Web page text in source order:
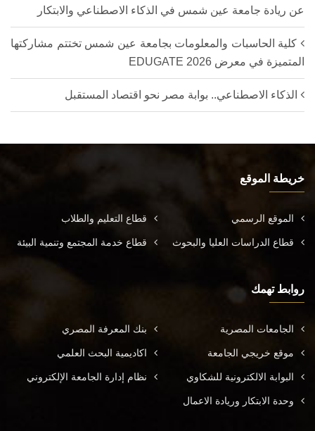
عن ريادة جامعة عين شمس في الذكاء الاصطناعي والابتكار
كلية الحاسبات والمعلومات بجامعة عين شمس تختتم مشاركتها
المتميزة في معرض EDUGATE 2026
الذكاء الاصطناعي.. بوابة مصر نحو اقتصاد المستقبل
خريطة الموقع
الموقع الرسمي قطاع التعليم والطلاب
قطاع الدراسات العليا والبحوث قطاع خدمة المجتمع وتنمية البيئة
روابط تهمك
الجامعات المصرية بنك المعرفة المصري
موقع خريجي الجامعة اكاديمية البحث العلمي
البوابة الالكترونية للشكاوي نظام إدارة الجامعة الإلكتروني
وحدة الابتكار وريادة الاعمال